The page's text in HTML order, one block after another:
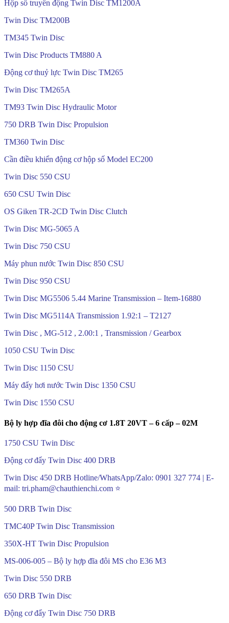
Hộp số truyền động Twin Disc TM1200A
Twin Disc TM200B
TM345 Twin Disc
Twin Disc Products TM880 A
Động cơ thuỷ lực Twin Disc TM265
Twin Disc TM265A
TM93 Twin Disc Hydraulic Motor
750 DRB Twin Disc Propulsion
TM360 Twin Disc
Cần điều khiển động cơ hộp số Model EC200
Twin Disc 550 CSU
650 CSU Twin Disc
OS Giken TR-2CD Twin Disc Clutch
Twin Disc MG-5065 A
Twin Disc 750 CSU
Máy phun nước Twin Disc 850 CSU
Twin Disc 950 CSU
Twin Disc MG5506 5.44 Marine Transmission – Item-16880
Twin Disc MG5114A Transmission 1.92:1 – T2127
Twin Disc , MG-512 , 2.00:1 , Transmission / Gearbox
1050 CSU Twin Disc
Twin Disc 1150 CSU
Máy đẩy hơi nước Twin Disc 1350 CSU
Twin Disc 1550 CSU
Bộ ly hợp đĩa đôi cho động cơ 1.8T 20VT – 6 cấp – 02M
1750 CSU Twin Disc
Động cơ đẩy Twin Disc 400 DRB
Twin Disc 450 DRB Hotline/WhatsApp/Zalo: 0901 327 774 | E-
mail: tri.pham@chauthienchi.com ⭐
500 DRB Twin Disc
TMC40P Twin Disc Transmission
350X-HT Twin Disc Propulsion
MS-006-005 – Bộ ly hợp đĩa đôi MS cho E36 M3
Twin Disc 550 DRB
650 DRB Twin Disc
Động cơ đẩy Twin Disc 750 DRB